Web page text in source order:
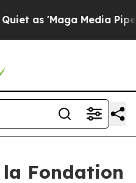
Media Pipeline'
Fondation